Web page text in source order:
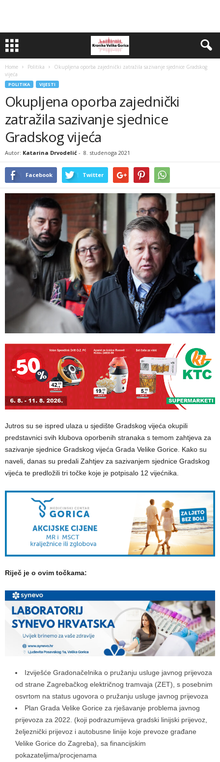
Home Politika
Okupljena oporba zajednički zatražila sazivanje sjednice Gradskog
vijeća
POLITIKA VIJESTI
Okupljena oporba zajednički
zatražila sazivanje sjednice
Gradskog vijeća
Autor: Katarina Drvodelić - 8. studenoga 2021
Facebook Twitter
Jutros su se ispred ulaza u sjedište Gradskog vijeća okupili
predstavnici svih klubova oporbenih stranaka s temom zahtjeva za
sazivanje sjednice Gradskog vijeća Grada Velike Gorice. Kako su
naveli, danas su predali Zahtjev za sazivanjem sjednice Gradskog
vijeća te predložili tri točke koje je potpisalo 12 vijećnika.
Riječ je o ovim točkama:
Izviješće Gradonačelnika o pružanju usluge javnog prijevoza
od strane Zagrebačkog električnog tramvaja (ZET), s posebnim
osvrtom na status ugovora o pružanju usluge javnog prijevoza
Plan Grada Velike Gorice za rješavanje problema javnog
prijevoza za 2022. (koji podrazumijeva gradski linijski prijevoz,
željeznički prijevoz i autobusne linije koje prevoze građane
Velike Gorice do Zagreba), sa financijskim
pokazateljima/procjenama